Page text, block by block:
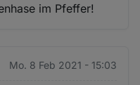
im Pfeffer!
Mo. 8 Feb 2021 - 15:03